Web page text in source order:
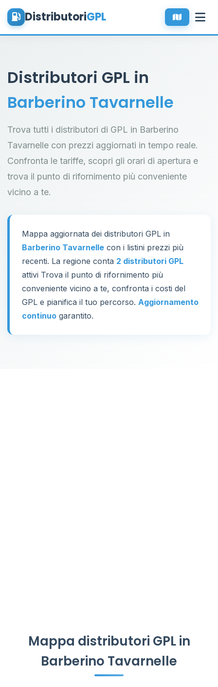
DistributoriGPL
Distributori GPL in
Barberino Tavarnelle
Trova tutti i distributori di GPL in Barberino
Tavarnelle con prezzi aggiornati in tempo reale.
Confronta le tariffe, scopri gli orari di apertura e
trova il punto di rifornimento più conveniente
vicino a te.
Mappa aggiornata dei distributori GPL in
Barberino Tavarnelle con i listini prezzi più
recenti. La regione conta 2 distributori GPL
attivi Trova il punto di rifornimento più
conveniente vicino a te, confronta i costi del
GPL e pianifica il tuo percorso. Aggiornamento
continuo garantito.
Mappa distributori GPL in
Barberino Tavarnelle